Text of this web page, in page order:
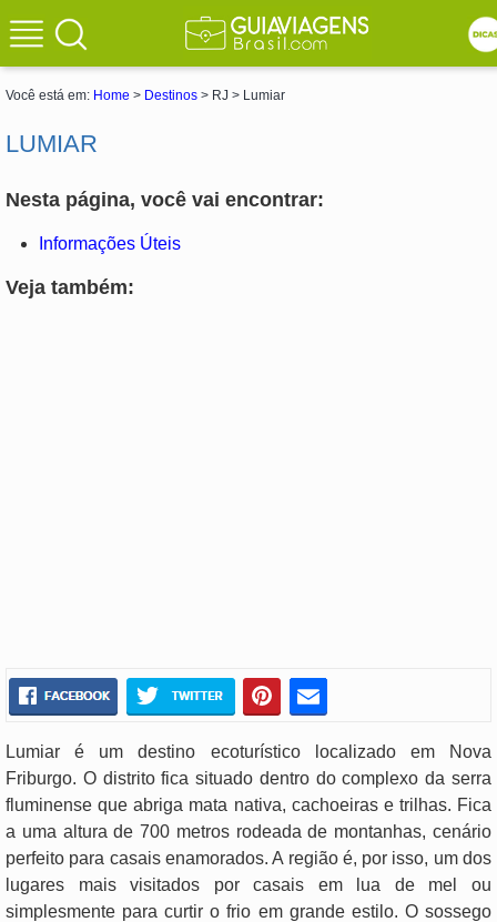
Você está em: Home > Destinos > RJ > Lumiar
LUMIAR
Nesta página, você vai encontrar:
Informações Úteis
Veja também:
Lumiar é um destino ecoturístico localizado em Nova
Friburgo. O distrito fica situado dentro do complexo da serra
fluminense que abriga mata nativa, cachoeiras e trilhas. Fica
a uma altura de 700 metros rodeada de montanhas, cenário
perfeito para casais enamorados. A região é, por isso, um dos
lugares mais visitados por casais em lua de mel ou
simplesmente para curtir o frio em grande estilo. O sossego